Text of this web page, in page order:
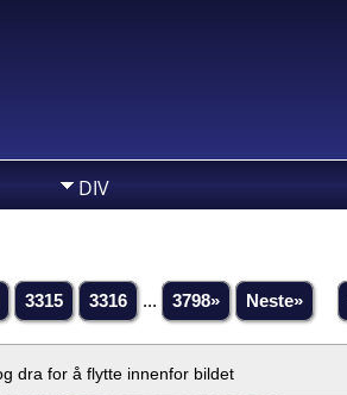
DIV
3315 3316 ... 3798» Neste»